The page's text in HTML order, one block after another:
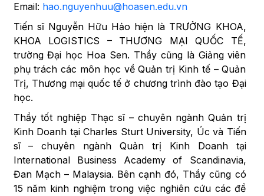
Email: hao.nguyenhuu@hoasen.edu.vn
Tiến sĩ Nguyễn Hữu Hảo hiện là TRƯỞNG KHOA,
KHOA LOGISTICS – THƯƠNG MẠI QUỐC TẾ,
trường Đại học Hoa Sen. Thầy cũng là Giảng viên
phụ trách các môn học về Quản trị Kinh tế – Quản
Trị, Thương mại quốc tế ở chương trình đào tạo Đại
học.
Thầy tốt nghiệp Thạc sĩ – chuyên ngành Quản trị
Kinh Doanh tại Charles Sturt University, Úc và Tiến
sĩ – chuyên ngành Quản trị Kinh Doanh tại
International Business Academy of Scandinavia,
Đan Mạch – Malaysia. Bên cạnh đó, Thầy cũng có
15 năm kinh nghiệm trong việc nghiên cứu các đề